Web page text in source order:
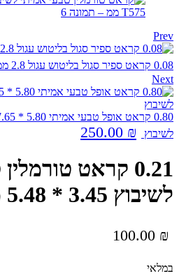
Prev
0.08 קראט ספיר סגול בליטוש עגול 2.8 ממ לשיבוץ
Next
לשיבוץ
250.00 ₪
0.21 קראט
לשיבוץ 3.45 * 5.48 ממ T575
100.00 ₪
במלאי